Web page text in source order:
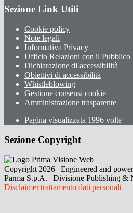
Sezione Link Utili
Cookie policy
Note legali
Informativa Privacy
Ufficio Relazioni con il Pubblico
Dichiarazione di accessibilità
Obiettivi di accessibilità
Whistleblowing
Gestione consensi cookie
Amministrazione trasparente
Pagina visualizzata 1996 volte
Sezione Copyright
Copyright 2026 | Engineered and
Parma S.p.A. | Divisione Publishing &
Disclaimer trattamento dati personali